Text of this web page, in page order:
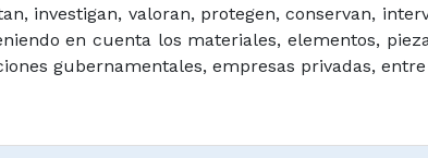
investigan, valoran, protegen, conservan,
en cuenta los materiales, elementos,
gubernamentales, empresas privadas,